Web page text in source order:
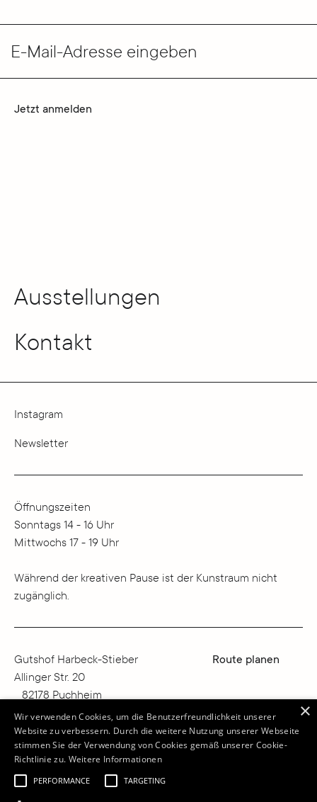
E-Mail-Adresse eingeben
Jetzt anmelden
Ausstellungen
Kontakt
Instagram
Newsletter
Öffnungszeiten
Sonntags 14 - 16 Uhr
Mittwochs 17 - 19 Uhr
Während der kreativen Pause ist der Kunstraum nicht
zugänglich.
Gutshof Harbeck-Stieber
Allinger Str. 20
82178 Puchheim
Deutschland
info@kunstraumharbeck.de
Route planen
×
Wir verwenden Cookies, um die Benutzerfreundlichkeit unserer
Website zu verbessern. Durch die weitere Nutzung unserer Webseite
stimmen Sie der Verwendung von Cookies gemäß unserer Cookie-
Richtlinie zu. Weitere Informationen
PERFORMANCE TARGETING